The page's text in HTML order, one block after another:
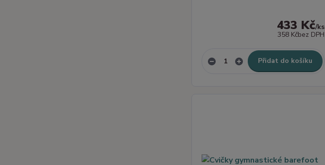
433 Kč/ks
358 Kčbez DPH
Přidat do košíku